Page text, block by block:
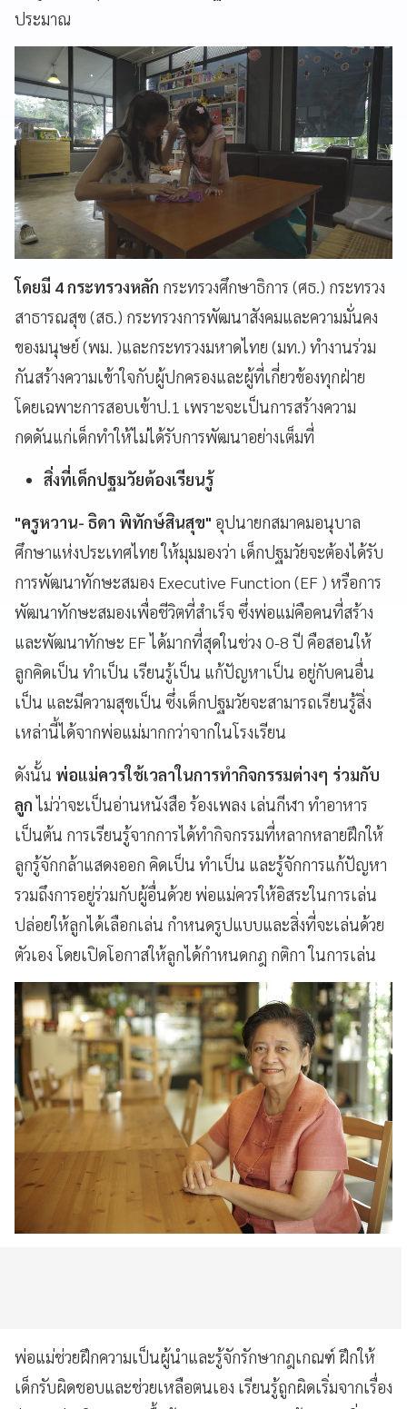
ประมาณ
โดยมี 4 กระทรวงหลัก กระทรวงศึกษาธิการ (ศธ.) กระทรวง
สาธารณสุข (สธ.) กระทรวงการพัฒนาสังคมและความมั่นคง
ของมนุษย์ (พม. )และกระทรวงมหาดไทย (มท.) ทำงานร่วม
กันสร้างความเข้าใจกับผู้ปกครองและผู้ที่เกี่ยวข้องทุกฝ่าย
โดยเฉพาะการสอบเข้าป.1 เพราะจะเป็นการสร้างความ
กดดันแก่เด็กทำให้ไม่ได้รับการพัฒนาอย่างเต็มที่
สิ่งที่เด็กปฐมวัยต้องเรียนรู้
"ครูหวาน- ธิดา พิทักษ์สินสุข" อุปนายกสมาคมอนุบาล
ศึกษาแห่งประเทศไทย ให้มุมมองว่า เด็กปฐมวัยจะต้องได้รับ
การพัฒนาทักษะสมอง Executive Function (EF ) หรือการ
พัฒนาทักษะสมองเพื่อชีวิตที่สำเร็จ ซึ่งพ่อแม่คือคนที่สร้าง
และพัฒนาทักษะ EF ได้มากที่สุดในช่วง 0-8 ปี คือสอนให้
ลูกคิดเป็น ทำเป็น เรียนรู้เป็น แก้ปัญหาเป็น อยู่กับคนอื่น
เป็น และมีความสุขเป็น ซึ่งเด็กปฐมวัยจะสามารถเรียนรู้สิ่ง
เหล่านี้ได้จากพ่อแม่มากกว่าจากในโรงเรียน
ดังนั้น พ่อแม่ควรใช้เวลาในการทำกิจกรรมต่างๆ ร่วมกับ
ลูกไม่ว่าจะเป็นอ่านหนังสือ ร้องเพลง เล่นกีฬา ทำอาหาร
เป็นต้น การเรียนรู้จากการได้ทำกิจกรรมที่หลากหลายฝึกให้
ลูกรู้จักกล้าแสดงออก คิดเป็น ทำเป็น และรู้จักการแก้ปัญหา
รวมถึงการอยู่ร่วมกับผู้อื่นด้วย พ่อแม่ควรให้อิสระในการเล่น
ปล่อยให้ลูกได้เลือกเล่น กำหนดรูปแบบและสิ่งที่จะเล่นด้วย
ตัวเอง โดยเปิดโอกาสให้ลูกได้กำหนดกฎ กติกา ในการเล่น
พ่อแม่ช่วยฝึกความเป็นผู้นำและรู้จักรักษากฎเกณฑ์ ฝึกให้
เด็กรับผิดชอบและช่วยเหลือตนเอง เรียนรู้ถูกผิดเริ่มจากเรื่อง